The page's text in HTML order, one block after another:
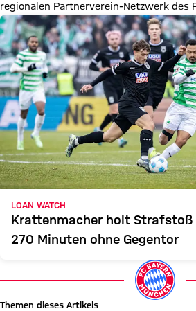
regionalen Partnerverein-Netzwerk des
LOAN WATCH
Krattenmacher holt Strafstoß
270 Minuten ohne Gegentor
Themen dieses Artikels